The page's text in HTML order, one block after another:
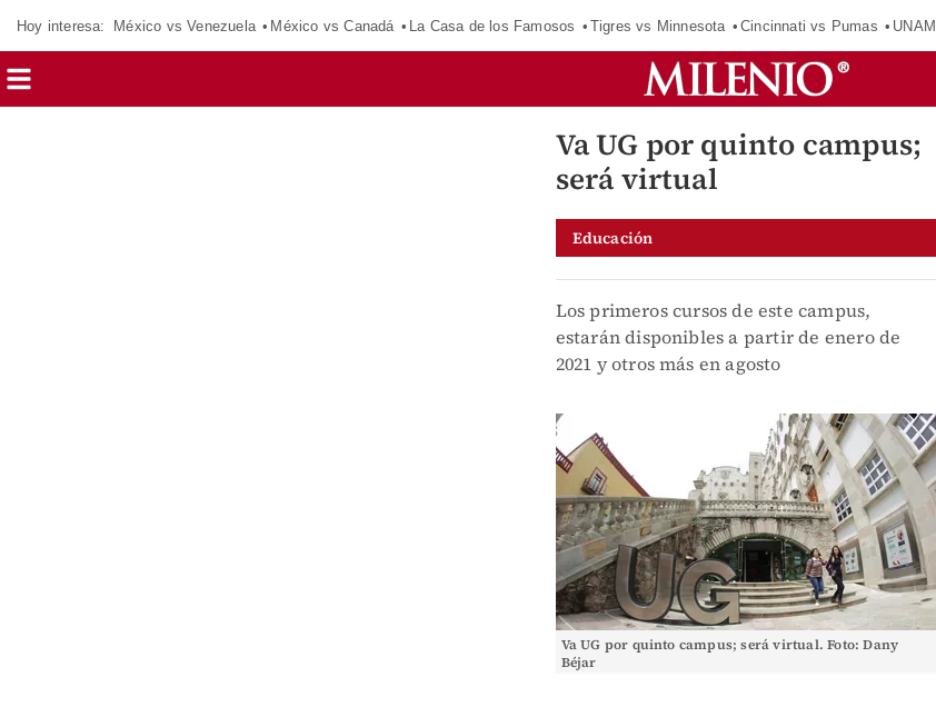
Hoy interesa: México vs Venezuela México vs Canadá La Casa de los Famosos Tigres vs Minnesota Cincinnati vs Pumas UNAM
Va UG por quinto campus;
será virtual
Educación
Los primeros cursos de este campus,
estarán disponibles a partir de enero de
2021 y otros más en agosto
Va UG por quinto campus; será virtual. Foto: Dany
Béjar